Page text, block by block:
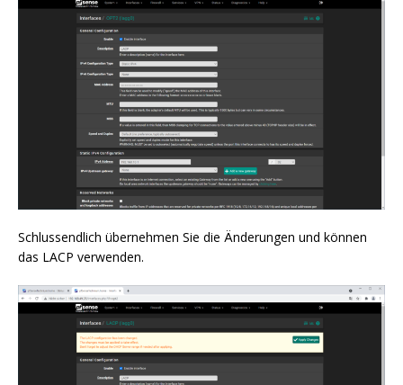
Schlussendlich übernehmen Sie die Änderungen und können
das LACP verwenden.